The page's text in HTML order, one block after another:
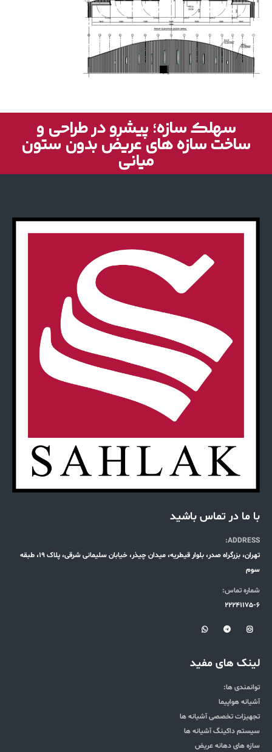
سهلک سازه؛ پیشرو در طراحی و
ساخت سازه های عریض بدون ستون
میانی
با ما در تماس باشید
ADDRESS:
تهران، بزرگراه صدر، بلوار قیطریه، میدان چیذر، خیابان سلیمانی شرقی، پلاک 19، طبقه
سوم
شماره تماس:
22241175-6
لینک های مفید
توانمندی ها:
آشیانه هواپیما
تجهیزات تخصصی آشیانه ها
سیستم داکینگ آشیانه ها
سازه های دهانه عریض